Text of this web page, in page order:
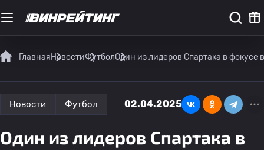
ГлавнаяНовостиФутболОдин из лидеров Спартака в
Новости Футбол 02.04.2025
Один из лидеров Спартака в